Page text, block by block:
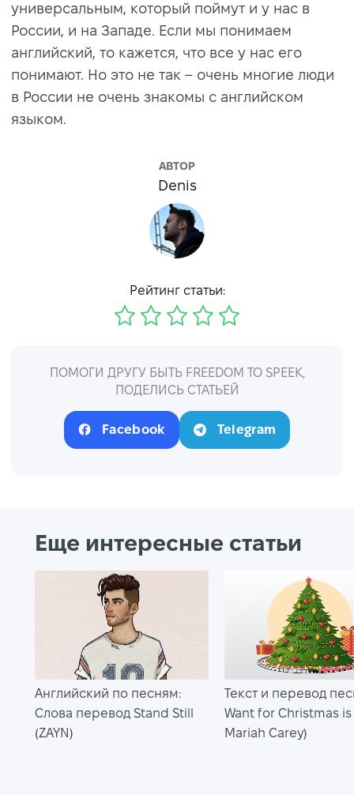
универсальным, который поймут и у нас в
России, и на Западе. Если мы понимаем
английский, то кажется, что все у нас его
понимают. Но это не так – очень многие люди
в России не очень знакомы с английском
языком.
АВТОР
Denis
Рейтинг статьи:
ПОМОГИ ДРУГУ БЫТЬ FREEDOM TO SPEEK,
ПОДЕЛИСЬ СТАТЬЕЙ
Facebook Telegram
Еще интересные статьи
Английский по песням:
Слова перевод Stand Still
(ZAYN)
Текст и перевод
Want for Christmas is
Mariah Carey)